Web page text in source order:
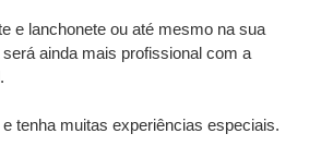
e lanchonete ou até mesmo na sua
ainda mais profissional com a
tenha muitas experiências especiais.